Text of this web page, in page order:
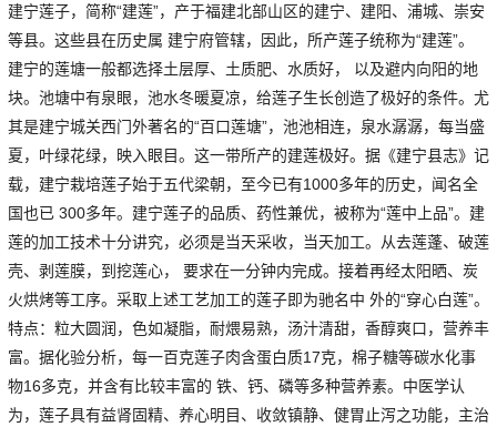
建宁莲子，简称“建莲”，产于福建北部山区的建宁、建阳、浦城、崇安
等县。这些县在历史属 建宁府管辖，因此，所产莲子统称为“建莲”。
建宁的莲塘一般都选择土层厚、土质肥、水质好， 以及避内向阳的地
块。池塘中有泉眼，池水冬暖夏凉，给莲子生长创造了极好的条件。尤
其是建宁城关西门外著名的“百口莲塘”，池池相连，泉水潺潺，每当盛
夏，叶绿花绿，映入眼目。这一带所产的建莲极好。据《建宁县志》记
载，建宁栽培莲子始于五代梁朝，至今已有1000多年的历史，闻名全
国也已 300多年。建宁莲子的品质、药性兼优，被称为“莲中上品”。建
莲的加工技术十分讲究，必须是当天采收，当天加工。从去莲蓬、破莲
壳、剥莲膜，到挖莲心， 要求在一分钟内完成。接着再经太阳晒、炭
火烘烤等工序。采取上述工艺加工的莲子即为驰名中 外的“穿心白莲”。
特点：粒大圆润，色如凝脂，耐煨易熟，汤汁清甜，香醇爽口，营养丰
富。据化验分析，每一百克莲子肉含蛋白质17克，棉子糖等碳水化事
物16多克，并含有比较丰富的 铁、钙、磷等多种营养素。中医学认
为，莲子具有益肾固精、养心明目、收敛镇静、健胃止泻之功能，主治